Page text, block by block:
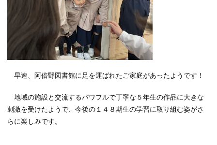
早速、阿倍野図書館に足を運ばれたご家庭があったようです！
地域の施設と交流するパワフルで丁寧な５年生の作品に大きな
刺激を受けたようで、今後の１４８期生の学習に取り組む姿がさ
らに楽しみです。